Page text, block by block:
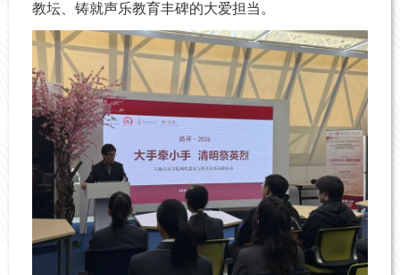
教坛、铸就声乐教育丰碑的大爱担当。